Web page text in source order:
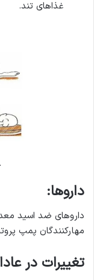
غذاهای تند.
داروها:
مهارکنندگان پمپ
تغییرات در